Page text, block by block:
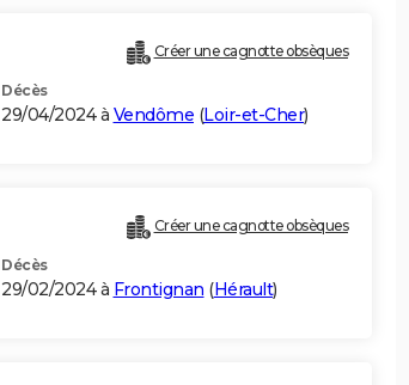
Créer une cagnotte obsèques
Décès
29/04/2024 à Vendôme (Loir-et-Cher)
Créer une cagnotte obsèques
Décès
29/02/2024 à Frontignan (Hérault)